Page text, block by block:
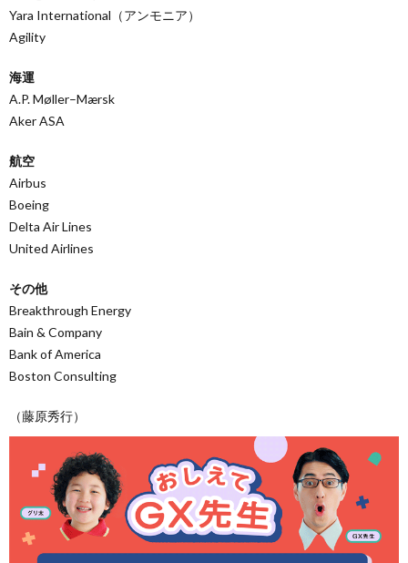
Yara International（アンモニア）
Agility
海運
A.P. Møller–Mærsk
Aker ASA
航空
Airbus
Boeing
Delta Air Lines
United Airlines
その他
Breakthrough Energy
Bain & Company
Bank of America
Boston Consulting
（藤原秀行）